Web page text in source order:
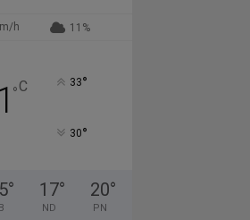
h 11%
°C 33°
30°
° 17°
ND
20°
PN